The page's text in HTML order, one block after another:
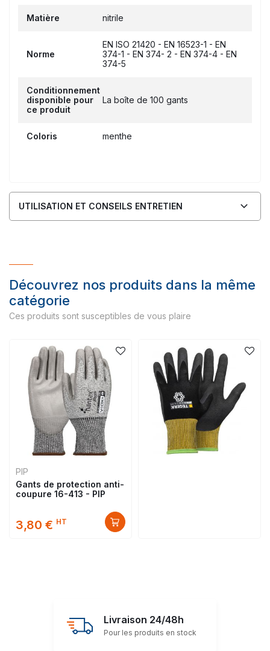
Matière nitrile
Norme
EN ISO 21420 - EN 16523-1 - EN
374-1 - EN 374- 2 - EN 374-4 - EN
374-5
Conditionnement
disponible pour
ce produit
La boîte de 100 gants
Coloris menthe
UTILISATION ET CONSEILS ENTRETIEN
Découvrez nos produits dans la même
catégorie
Ces produits sont susceptibles de vous plaire
PIP
Gants de protection anti-
coupure 16-413 - PIP
3,80 € HT
Livraison 24/48h
Pour les produits en stock